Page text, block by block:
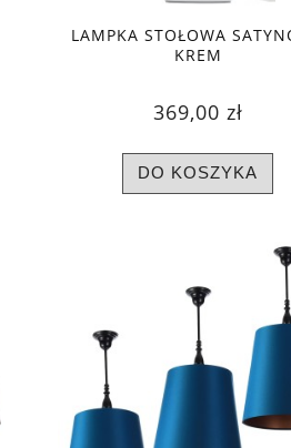
LAMPKA STOŁOWA
KREM
369,00 zł
DO KOSZYKA